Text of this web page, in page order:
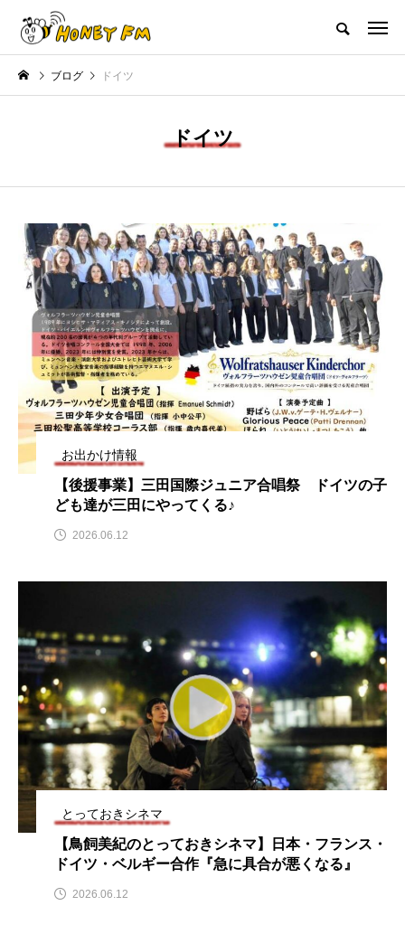
ハニーエフエム｜地域・人にフォーカスし発信するウェブラジオ局
HOME ハニーFMの紹介
最終回【JAZZ Bar cozy】3月7
日（木）今回はビル・エヴァン
ス リバーサイド4部作を特集し
ました！
2024.03.07
【マイスイートガーデン】7月
日（火）配信 庭づくりは曲線
意識しています 三田グリーン
ットの山本さん
2026.07.14
TAG LIST
1学期 1年生
2024年度 2025年 2025年度 2026
2026年 2026年度 20周年 2学期
3年生 4年生 6年生 6月号 77
7月 accototo BAD GENIUS BL出版
DEPARTURES FACES PLACES globe
ブログ ドイツ
ドイツ
お出かけ情報
【後援事業】三田国際ジュニア合唱祭 ドイツの子
ども達が三田にやってくる♪
2026.06.12
とっておきシネマ
【鳥飼美紀のとっておきシネマ】日本・フランス・
ドイツ・ベルギー合作『急に具合が悪くなる』
2026.06.12